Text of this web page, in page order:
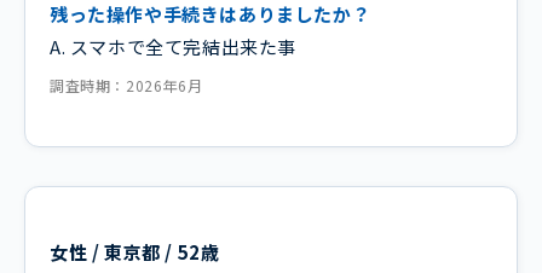
残った操作や手続きはありましたか？
A. スマホで全て完結出来た事
調査時期：2026年6月
女性 / 東京都 / 52歳